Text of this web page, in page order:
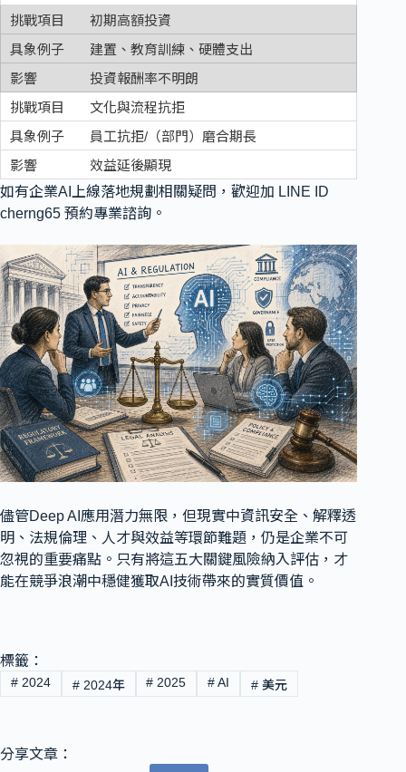
初期高額投資
建置、教育訓練、硬體支出
投資報酬率不明朗
文化與流程抗拒
員工抗拒/（部門）磨合期長
效益延後顯現
如有企業AI上線落地規劃相關疑問，歡迎加 LINE ID
cherng65 預約專業諮詢。
儘管Deep AI應用潛力無限，但現實中資訊安全、解釋透
明、法規倫理、人才與效益等環節難題，仍是企業不可
忽視的重要痛點。只有將這五大關鍵風險納入評估，才
能在競爭浪潮中穩健獲取AI技術帶來的實質價值。
標籤：
#2024 #2024年 # 2025 #AI # 美元
分享文章：